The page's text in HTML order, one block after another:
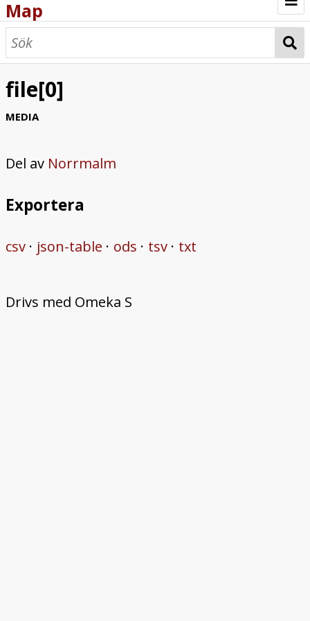
Map
Browse
Map
file[0]
MEDIA
Del av Norrmalm
Exportera
csv json-table ods tsv txt
Drivs med Omeka S